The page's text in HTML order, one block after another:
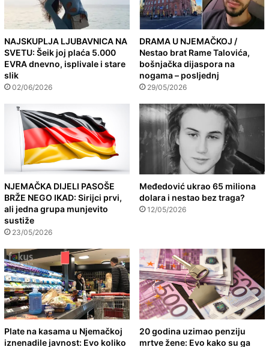
NAJSKUPLJA LJUBAVNICA NA
SVETU: Šeik joj plaća 5.000
EVRA dnevno, isplivale i stare
slik
02/06/2026
DRAMA U NJEMAČKOJ /
Nestao brat Rame Talovića,
bošnjačka dijaspora na
nogama – posljednj
29/05/2026
NJEMAČKA DIJELI PASOŠE
BRŽE NEGO IKAD: Sirijci prvi,
ali jedna grupa munjevito
sustiže
23/05/2026
Međedović ukrao 65 miliona
dolara i nestao bez traga?
12/05/2026
Plate na kasama u Njemačkoj
iznenadile javnost: Evo koliko
20 godina uzimao penziju
mrtve žene: Evo kako su ga